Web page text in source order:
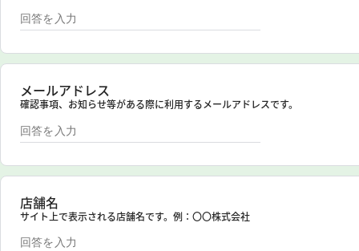
メールアドレス
確認事項、お知らせ等がある際に利用するメールアドレスです。
店舗名
サイト上で表示される店舗名です。例：〇〇株式会社